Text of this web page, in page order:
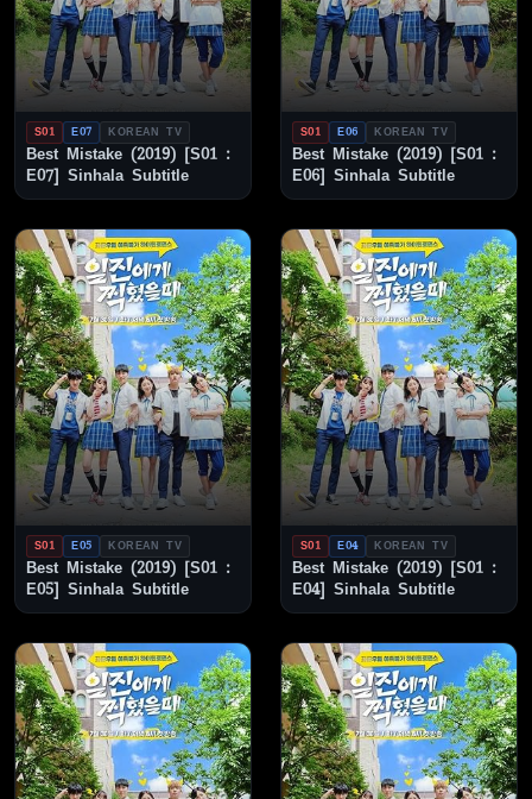
S01 E07 KOREAN TV
Best Mistake (2019) [S01 :
E07] Sinhala Subtitle
S01 E06 KOREAN TV
Best Mistake (2019) [S01 :
E06] Sinhala Subtitle
S01 E05 KOREAN TV
Best Mistake (2019) [S01 :
E05] Sinhala Subtitle
S01 E04 KOREAN TV
Best Mistake (2019) [S01 :
E04] Sinhala Subtitle